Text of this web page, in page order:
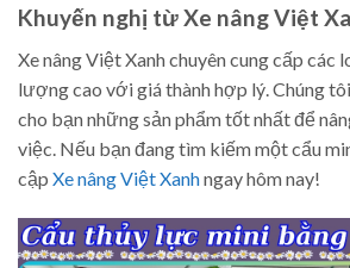
Khuyến nghị từ Xe nâng Việt
Xe nâng Việt Xanh chuyên cung cấp các
lượng cao với giá thành hợp lý. Chúng
cho bạn những sản phẩm tốt nhất để
việc. Nếu bạn đang tìm kiếm một cẩu
cập Xe nâng Việt Xanhngay hôm nay!